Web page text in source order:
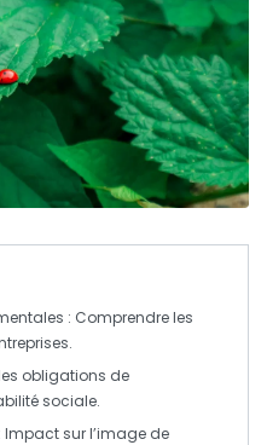
: Comprendre les
obligations de
sociale.
: Impact sur l’image de